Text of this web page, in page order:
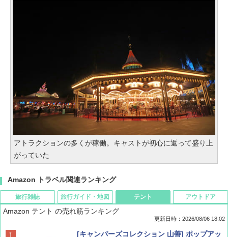
アトラクションの多くが稼働。キャストが初心に返って盛り上
がっていた
Amazon トラベル関連ランキング
旅行雑誌
ディズニーファン ２０２６年 ９月号 [雑
旅行ガイド・地図
D40 地球の歩き方 チェンマイ タイ北部の魅
テント
Amazon テント の売れ筋ランキング
更新日時：2026/08/06 18:02
[キャンパーズコレクション 山善] ポップアッ
アウトドア